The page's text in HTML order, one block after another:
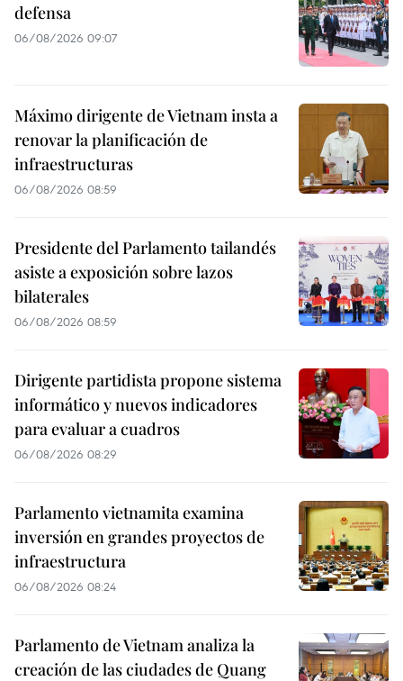
defensa
06/08/2026 09:07
Máximo dirigente de Vietnam insta a
renovar la planificación de
infraestructuras
06/08/2026 08:59
Presidente del Parlamento tailandés
asiste a exposición sobre lazos
bilaterales
06/08/2026 08:59
Dirigente partidista propone sistema
informático y nuevos indicadores
para evaluar a cuadros
06/08/2026 08:29
Parlamento vietnamita examina
inversión en grandes proyectos de
infraestructura
06/08/2026 08:24
Parlamento de Vietnam analiza la
creación de las ciudades de Quang